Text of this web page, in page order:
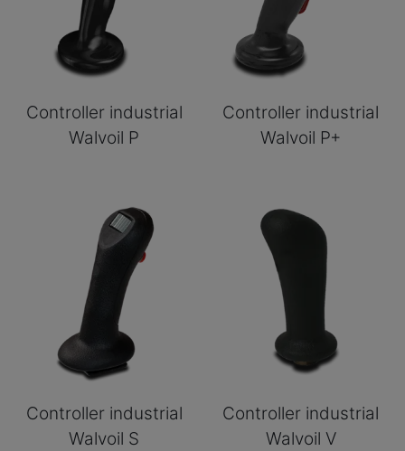
Controller industrial
Walvoil P
Controller industrial
Walvoil P+
Controller industrial
Walvoil S
Controller industrial
Walvoil V